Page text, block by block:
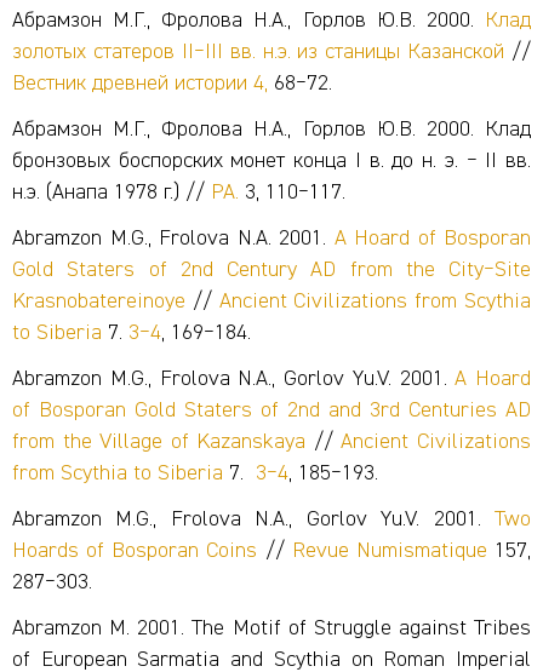
Абрамзон М.Г., Фролова Н.А., Горлов Ю.В. 2000.
Клад
золотых статеров II‒III вв. н.э. из станицы Казанской //
Вестник древней истории 4, 68‒72.
Абрамзон М.Г., Фролова Н.А., Горлов Ю.В. 2000. Клад
бронзовых боспорских монет конца I в. до н. э. ‒ II вв.
н.э. (Анапа 1978 г.) // РА. 3, 110‒117.
Abramzon M.G., Frolova N.A. 2001. А Hoard of Bosporan
Gold Staters of 2nd Century AD from the City‒Site
Krasnobatereinoye // Ancient Civilizations from Scythia
to Siberia 7. 3‒4, 169‒184.
Abramzon M.G., Frolova N.A., Gorlov Yu.V. 2001.А Hoard
of Bosporan Gold Staters of 2nd and 3rd Centuries AD
from the Village of Kazanskaya //Ancient Civilizations
from Scythia to Siberia 7. 3‒4, 185‒193.
Abramzon M.G., Frolova N.A., Gorlov Yu.V. 2001. Two
Hoards of Bosporan Coins // Revue Numismatique 157,
287‒303.
Abramzon M. 2001. The Motif of Struggle against Tribes
of European Sarmatia and Scythia on Roman Imperial